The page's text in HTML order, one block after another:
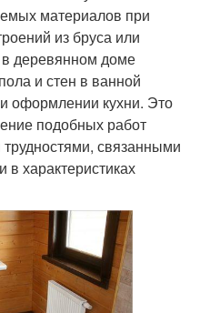
материалов при
из бруса или
деревянном доме
и стен в ванной
оформлении кухни. Это
подобных работ
связанными
характеристиках